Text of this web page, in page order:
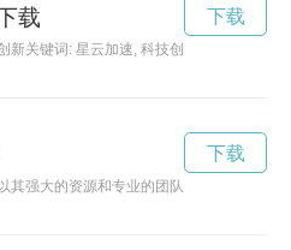
载
新关键词: 星云加速, 科技创新, 创新发展,
下载
其强大的资源和专业的团队，为创业者提
下载